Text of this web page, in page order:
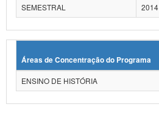
SEMESTRAL
2014
Áreas de Concentração do Programa
ENSINO DE HISTÓRIA